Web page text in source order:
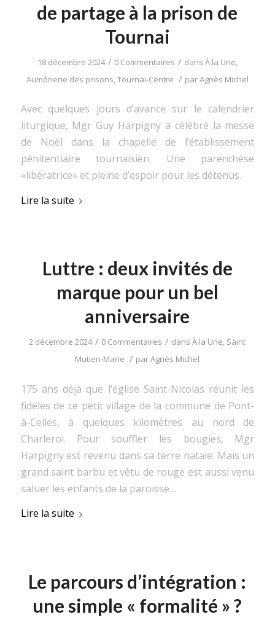
de partage à la prison de
Tournai
18 décembre 2024 / 0 Commentaires / dans À la Une
Aumônerie des prisons Tournai-Centre / parAgnès Michel
Avec quelques jours d’avance sur le calendrier
liturgique, Mgr Guy Harpigny a célébré la messe
de Noël dans la chapelle de l’établissement
pénitentiaire tournaisien. Une parenthèse
«libératrice» et pleine d’espoir pour les détenus.
Lire la suite
Luttre : deux invités de
marque pour un bel
anniversaire
2 décembre 2024 / 0 Commentaires / dansÀ la Une, Saint
Mutien-Marie / parAgnès Michel
175 ans déjà que l’église Saint-Nicolas réunit les
fidèles de ce petit village de la commune de Pont-
à-Celles, à quelques kilomètres au nord de
Charleroi. Pour souffler les bougies, Mgr
Harpigny est revenu dans sa terre natale. Mais un
grand saint barbu et vêtu de rouge est aussi venu
saluer les enfants de la paroisse…
Lire la suite
Le parcours d’intégration :
une simple « formalité » ?